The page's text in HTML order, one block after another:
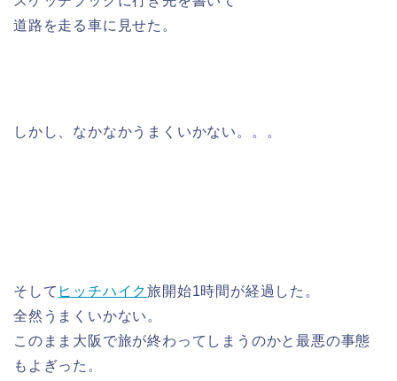
道路を走る車に見せた。
しかし、なかなかうまくいかない。。。
そして ヒッチハイク旅開始1時間が経過した。
全然うまくいかない。
このまま大阪で旅が終わってしまうのかと最悪の事態
もよぎった。